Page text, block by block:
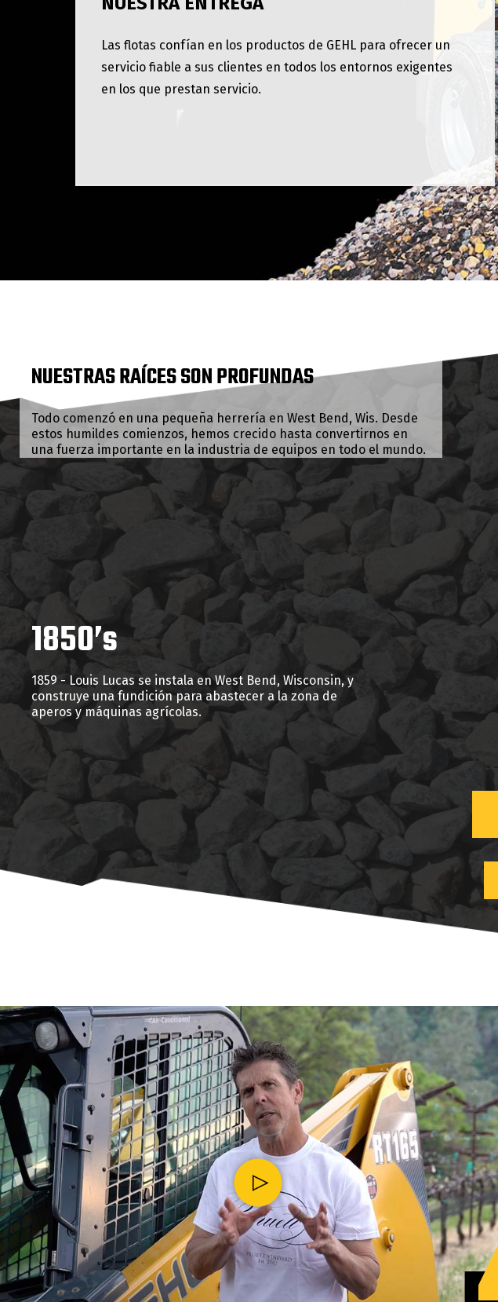
Las flotas confían en los productos de GEHL para ofrecer un
servicio fiable a sus clientes en todos los entornos exigentes
en los que prestan servicio.
NUESTRAS RAÍCES SON PROFUNDAS
Todo comenzó en una pequeña herrería en West Bend, Wis. Desde
estos humildes comienzos, hemos crecido hasta convertirnos en
una fuerza importante en la industria de equipos en todo el mundo.
1850’s
1859 - Louis Lucas se instala en West Bend, Wisconsin, y
construye una fundición para abastecer a la zona de
aperos y máquinas agrícolas.